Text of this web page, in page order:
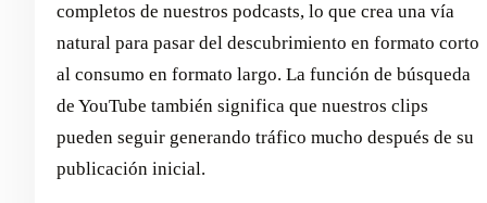
completos de nuestros podcasts, lo que crea una vía
natural para pasar del descubrimiento en formato corto
al consumo en formato largo. La función de búsqueda
de YouTube también significa que nuestros clips
pueden seguir generando tráfico mucho después de su
publicación inicial.